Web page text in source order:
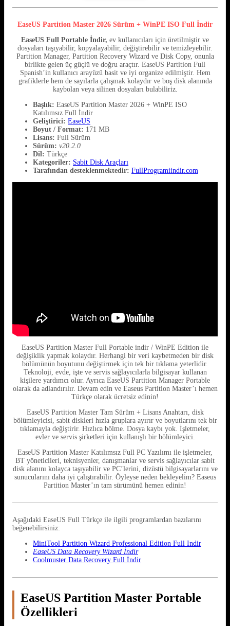
EaseUS Partition Master 2026 Sürüm + WinPE ISO Full İndir
EaseUS Full Portable İndir, ev kullanıcıları için üretilmiştir ve
dosyaları taşıyabilir, kopyalayabilir, değiştirebilir ve temizleyebilir.
Partition Manager, Partition Recovery Wizard ve Disk Copy, onunla
birlikte gelen üç güçlü ve doğru araçtır. EaseUS Partition Full
Spanish’in kullanıcı arayüzü basit ve iyi organize edilmiştir. Hem
grafiklerle hem de sayılarla çalışmak kolaydır ve boş disk alanında
kaybolan veya silinen dosyaları bulabiliriz.
Başlık: EaseUS Partition Master 2026 + WinPE ISO
Katılımsız Full İndir
Geliştirici: EaseUS
Boyut / Format: 171 MB
Lisans: Full Sürüm
Sürüm: v20.2.0
Dil: Türkçe
Kategoriler: Sabit Disk Araçları
Tarafından desteklenmektedir: FullProgramiindir.com
EaseUS Partition Master Full Portable indir / WinPE Edition ile
değişiklik yapmak kolaydır. Herhangi bir veri kaybetmeden bir disk
bölümünün boyutunu değiştirmek için tek bir tıklama yeterlidir.
Teknoloji, evde, işte ve servis sağlayıcılarla bilgisayar kullanan
kişilere yardımcı olur. Ayrıca EaseUS Partition Manager Portable
olarak da adlandırılır. Devam edin ve Easeus Partition Master’ı hemen
Türkçe olarak ücretsiz edinin!
EaseUS Partition Master Tam Sürüm + Lisans Anahtarı, disk
bölümleyicisi, sabit diskleri hızla gruplara ayırır ve boyutlarını tek bir
tıklamayla değiştirir. Hızlıca bölme. Dosya kaybı yok. İşletmeler,
evler ve servis şirketleri için kullanışlı bir bölümleyici.
EaseUS Partition Master Katılımsız Full PC Yazılımı ile işletmeler,
BT yöneticileri, teknisyenler, danışmanlar ve servis sağlayıcılar sabit
disk alanını kolayca taşıyabilir ve PC’lerini, dizüstü bilgisayarlarını ve
sunucularını daha iyi çalıştırabilir. Öyleyse neden bekleyelim? Easeus
Partition Master’ın tam sürümünü hemen edinin!
Aşağıdaki EaseUS Full Türkçe ile ilgili programlardan bazılarını
beğenebilirsiniz:
MiniTool Partition Wizard Professional Edition Full Indir
EaseUS Data Recovery Wizard İndir
Coolmuster Data Recovery Full İndir
EaseUS Partition Master Portable
Özellikleri